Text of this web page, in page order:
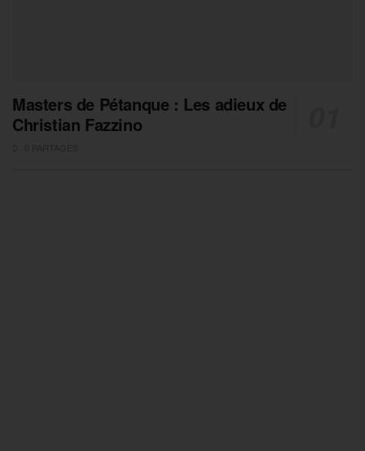
Masters de Pétanque : Les adieux de
Christian Fazzino